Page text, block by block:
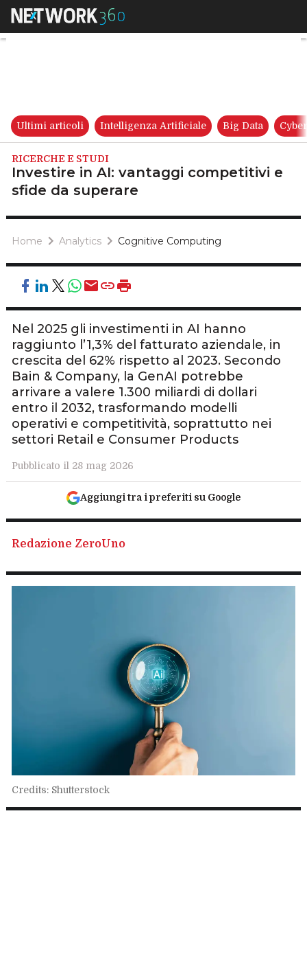
Investire in AI: vantaggi
Ultimi articoli Intelligenza Artificiale Big Data
RICERCHE E STUDI
Investire in AI: vantaggi competitivi e
sfide da superare
Home Analytics Cognitive Computing
Nel 2025 gli investimenti in AI hanno
raggiunto l’1,3% del fatturato aziendale, in
crescita del 62% rispetto al 2023. Secondo
Bain & Company, la GenAI potrebbe
arrivare a valere 1.300 miliardi di dollari
entro il 2032, trasformando modelli
operativi e competitività, soprattutto nei
settori Retail e Consumer Products
Pubblicato il 28 mag 2026
Aggiungi tra i preferiti su Google
Redazione ZeroUno
Credits: Shutterstock